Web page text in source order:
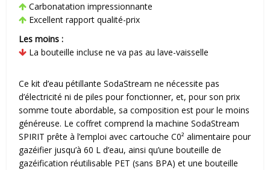
Carbonatation impressionnante
Excellent rapport qualité-prix
Les moins :
La bouteille incluse ne va pas au lave-vaisselle
Ce kit d’eau pétillante SodaStream ne nécessite pas
d’électricité ni de piles pour fonctionner, et, pour son prix
somme toute abordable, sa composition est pour le moins
généreuse. Le coffret comprend la machine SodaStream
SPIRIT prête à l’emploi avec cartouche C0² alimentaire pour
gazéifier jusqu’à 60 L d’eau, ainsi qu’une bouteille de
gazéification réutilisable PET (sans BPA) et une bouteille